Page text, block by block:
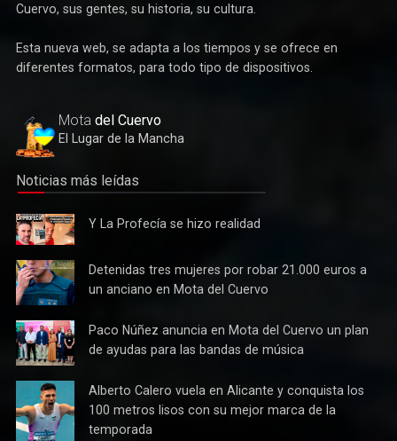
Deportes
Cultura
el XII Certamen Regional "Villa Cervantina"
novedades, eventos, ... sobre todos los aspectos de Mota del
Esta nueva web, se adapta a los tiempos y se ofrece en
Motadel Cuervo
Y La
Profecía
se hizo
realidad
Detenidas
tres
mujeres
por robar
21.000
anciano
en Mota
Detenidas tres mujeres por robar 21.000 euros a
Paco
Núñez
anuncia
en Mota
del
Cuervo un
Paco Núñez anuncia en Mota del Cuervo un plan
Alberto
Calero
Alberto Calero vuela en Alicante y conquista los
100 metros lisos con su mejor marca de la